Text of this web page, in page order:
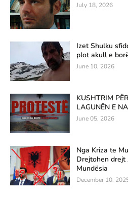
July 18, 2026
Izet Shulku
plot akull e
June 10, 2026
KUSHTRIM
LAGUNËN E
June 05, 2026
Nga Kriza te
Drejtohen drejt
Mundësia
December 10,